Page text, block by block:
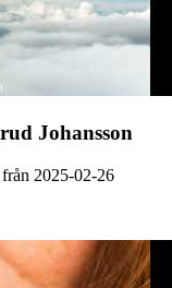
Johansson
2025-02-26